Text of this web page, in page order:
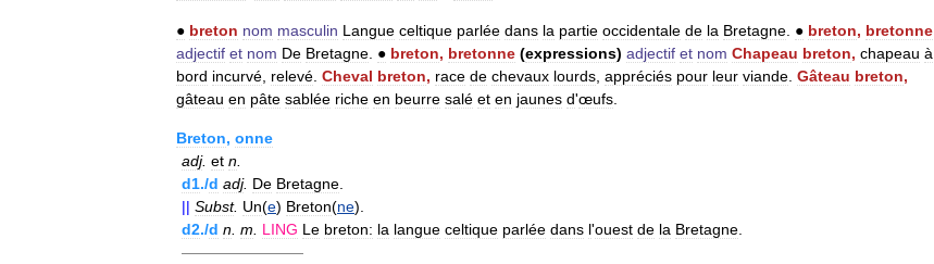
● breton nom masculin Langue celtique parlée dans la partie occidentale de la Bretagne ● breton, bretonne
adjectif et nom De Bretagne ● breton, bretonne (expressions) adjectif et nom Chapeau breton, chapeau à
bord incurvé relevé Cheval breton, race de chevaux lourds appréciés pour leur viande Gâteau breton,
gâteau en pâte sablée riche en beurre salé et en jaunes d'œufs
Breton, onne
adj. et n
d1./d adj. De Bretagne
|| Subst. Un(e) Breton(ne).
d2./d n m LING Le breton: la langue celtique parlée dans l'ouest de la Bretagne
————————